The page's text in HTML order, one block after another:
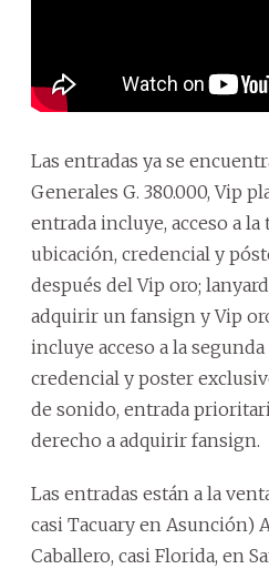
Las entradas ya se
Generales G. 380.000, Vip
entrada incluye, acceso a
ubicación, credencial y
después del Vip oro;
adquirir un fansign y Vip
incluye acceso a la
credencial y poster
de sonido, entrada
derecho a adquirir fansign.
Las entradas están a la
casi Tacuary en Asunción)
Caballero, casi Florida, en